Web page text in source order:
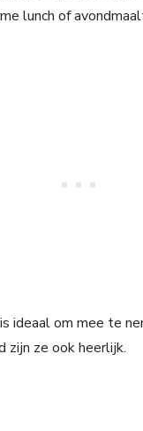
lunch of
ideaal om mee te
zijn ze ook heerlijk.